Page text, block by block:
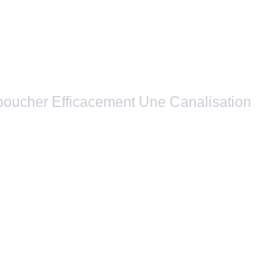
Efficacement Une Canalisation